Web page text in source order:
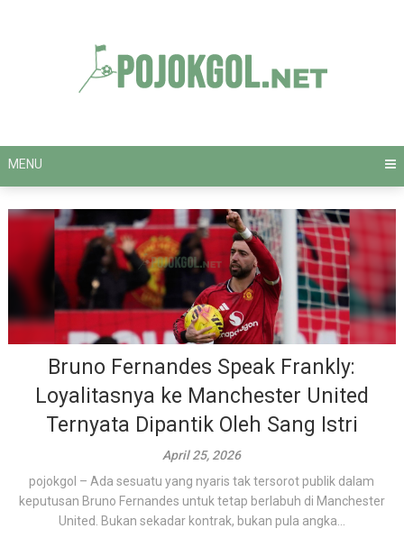
MENU
Bruno Fernandes Speak Frankly:
Loyalitasnya ke Manchester United
Ternyata Dipantik Oleh Sang Istri
April 25, 2026
pojokgol – Ada sesuatu yang nyaris tak tersorot publik dalam
keputusan Bruno Fernandes untuk tetap berlabuh di Manchester
United. Bukan sekadar kontrak, bukan pula angka...